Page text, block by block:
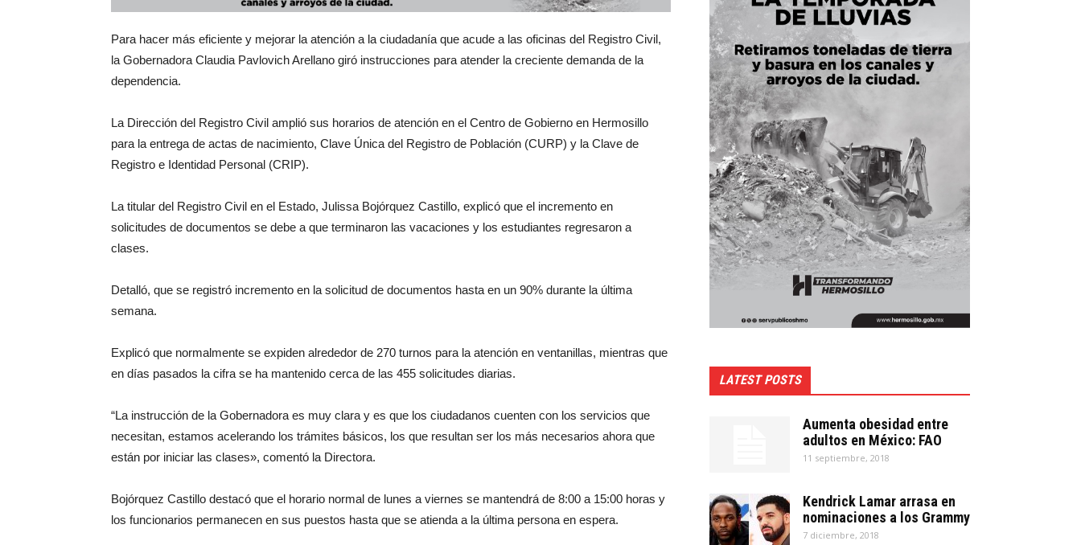
Para hacer más eficiente y mejorar la atención a la ciudadanía que acude a las oficinas del Registro Civil,
la Gobernadora Claudia Pavlovich Arellano giró instrucciones para atender la creciente demanda de la
dependencia.
La Dirección del Registro Civil amplió sus horarios de atención en el Centro de Gobierno en Hermosillo
para la entrega de actas de nacimiento, Clave Única del Registro de Población (CURP) y la Clave de
Registro e Identidad Personal (CRIP).
La titular del Registro Civil en el Estado, Julissa Bojórquez Castillo, explicó que el incremento en
solicitudes de documentos se debe a que terminaron las vacaciones y los estudiantes regresaron a
clases.
Detalló, que se registró incremento en la solicitud de documentos hasta en un 90% durante la última
semana.
Explicó que normalmente se expiden alrededor de 270 turnos para la atención en ventanillas, mientras que
en días pasados la cifra se ha mantenido cerca de las 455 solicitudes diarias.
“La instrucción de la Gobernadora es muy clara y es que los ciudadanos cuenten con los servicios que
necesitan, estamos acelerando los trámites básicos, los que resultan ser los más necesarios ahora que
están por iniciar las clases», comentó la Directora.
Bojórquez Castillo destacó que el horario normal de lunes a viernes se mantendrá de 8:00 a 15:00 horas y
los funcionarios permanecen en sus puestos hasta que se atienda a la última persona en espera.
LATEST POSTS
Aumenta obesidad entre
adultos en México: FAO
11 septiembre, 2018
Kendrick Lamar arrasa en
nominaciones a los Grammy
7 diciembre, 2018